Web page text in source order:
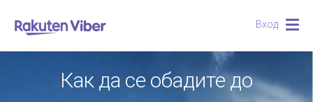
Вход
Как да се обадите до